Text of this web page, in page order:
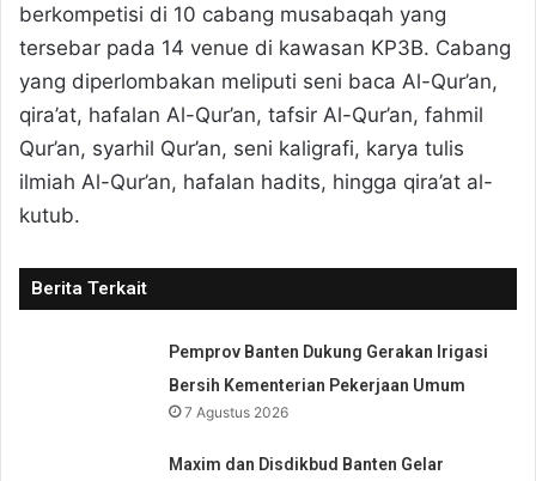
berkompetisi di 10 cabang musabaqah yang
tersebar pada 14 venue di kawasan KP3B. Cabang
yang diperlombakan meliputi seni baca Al-Qur’an,
qira’at, hafalan Al-Qur’an, tafsir Al-Qur’an, fahmil
Qur’an, syarhil Qur’an, seni kaligrafi, karya tulis
ilmiah Al-Qur’an, hafalan hadits, hingga qira’at al-
kutub.
Berita Terkait
Pemprov Banten Dukung Gerakan Irigasi
Bersih Kementerian Pekerjaan Umum
7 Agustus 2026
Maxim dan Disdikbud Banten Gelar